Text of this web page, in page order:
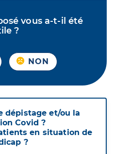
vous a-t-il été
?
NON
dépistage et/ou la
Covid ?
en situation de
?